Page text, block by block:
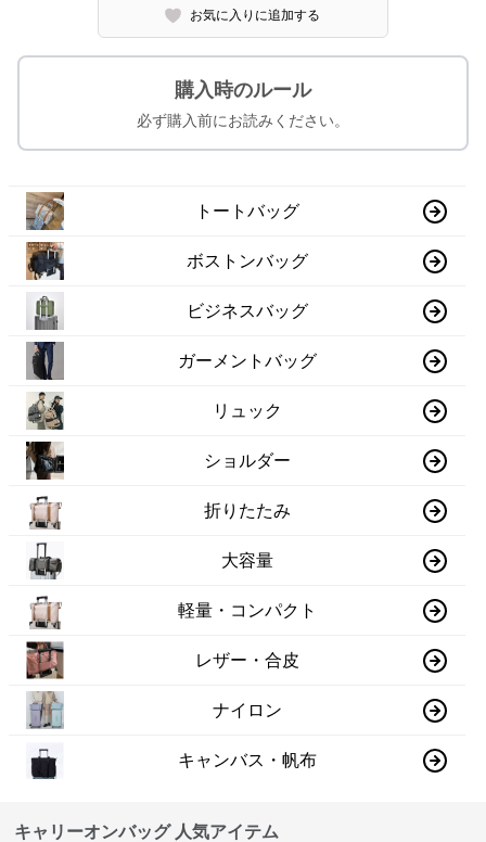
お気に入りに追加する
購入時のルール
必ず購入前にお読みください。
トートバッグ
ボストンバッグ
ビジネスバッグ
ガーメントバッグ
リュック
ショルダー
折りたたみ
大容量
軽量・コンパクト
レザー・合皮
ナイロン
キャンバス・帆布
キャリーオンバッグ 人気アイテム